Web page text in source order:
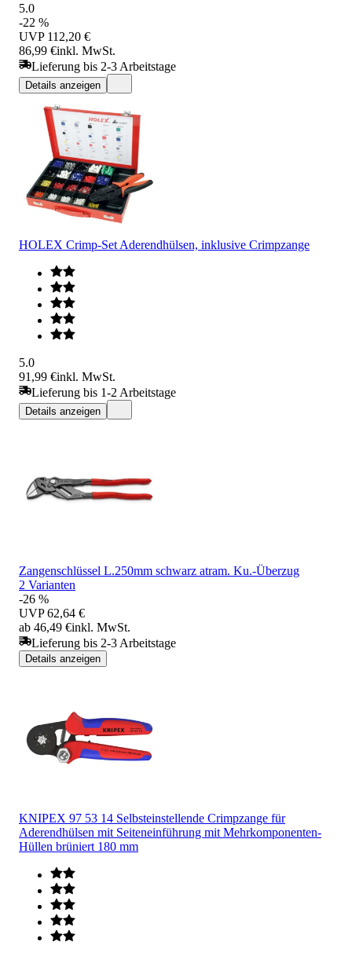
5.0
-22 %
UVP 112,20 €
86,99 €inkl. MwSt.
Lieferung bis 2-3 Arbeitstage
Details anzeigen
HOLEX Crimp-Set Aderendhülsen, inklusive Crimpzange
5.0
91,99 €inkl. MwSt.
Lieferung bis 1-2 Arbeitstage
Details anzeigen
Zangenschlüssel L.250mm schwarz atram. Ku.-Überzug
2 Varianten
-26 %
UVP 62,64 €
ab 46,49 €inkl. MwSt.
Lieferung bis 2-3 Arbeitstage
Details anzeigen
KNIPEX 97 53 14 Selbsteinstellende Crimpzange für
Aderendhülsen mit Seiteneinführung mit Mehrkomponenten-
Hüllen brüniert 180 mm